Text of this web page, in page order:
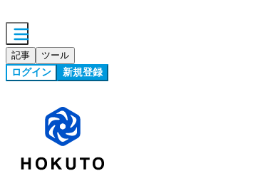
記事 ツール
ログイン 新規登録